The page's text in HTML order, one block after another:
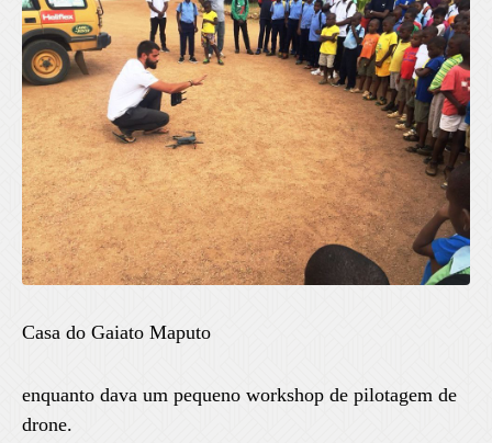
Casa do Gaiato Maputo
enquanto dava um pequeno workshop de pilotagem de
drone.